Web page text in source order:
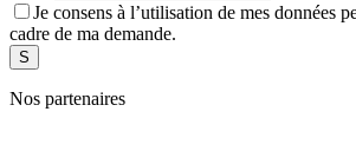
Je consens à l’utilisation de mes données
cadre de ma demande.
Nos partenaires